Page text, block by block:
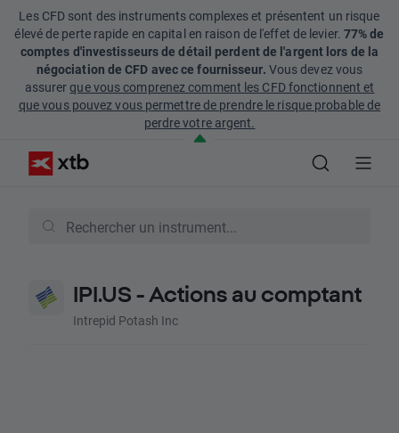
Les CFD sont des instruments complexes et présentent un risque
élevé de perte rapide en capital en raison de l'effet de levier. 77% de
comptes d'investisseurs de détail perdent de l'argent lors de la
négociation de CFD avec ce fournisseur. Vous devez vous
assurerque vous comprenez comment les CFD fonctionnent et
que vous pouvez vous permettre de prendre le risque probable de
perdre votre argent.
IPI.US - Actions au comptant
Intrepid Potash Inc